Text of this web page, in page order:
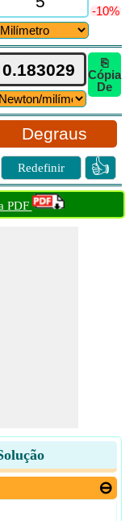
-10%
⎘
Cópia
De
Degraus
Redefinir 👍
PDF